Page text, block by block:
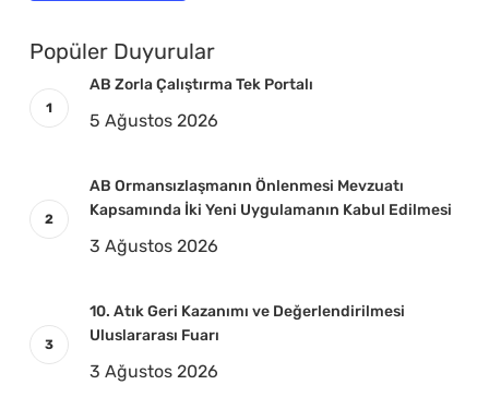
Popüler Duyurular
AB Zorla Çalıştırma Tek Portalı
5 Ağustos 2026
AB Ormansızlaşmanın Önlenmesi Mevzuatı
Kapsamında İki Yeni Uygulamanın Kabul Edilmesi
3 Ağustos 2026
10. Atık Geri Kazanımı ve Değerlendirilmesi
Uluslararası Fuarı
3 Ağustos 2026